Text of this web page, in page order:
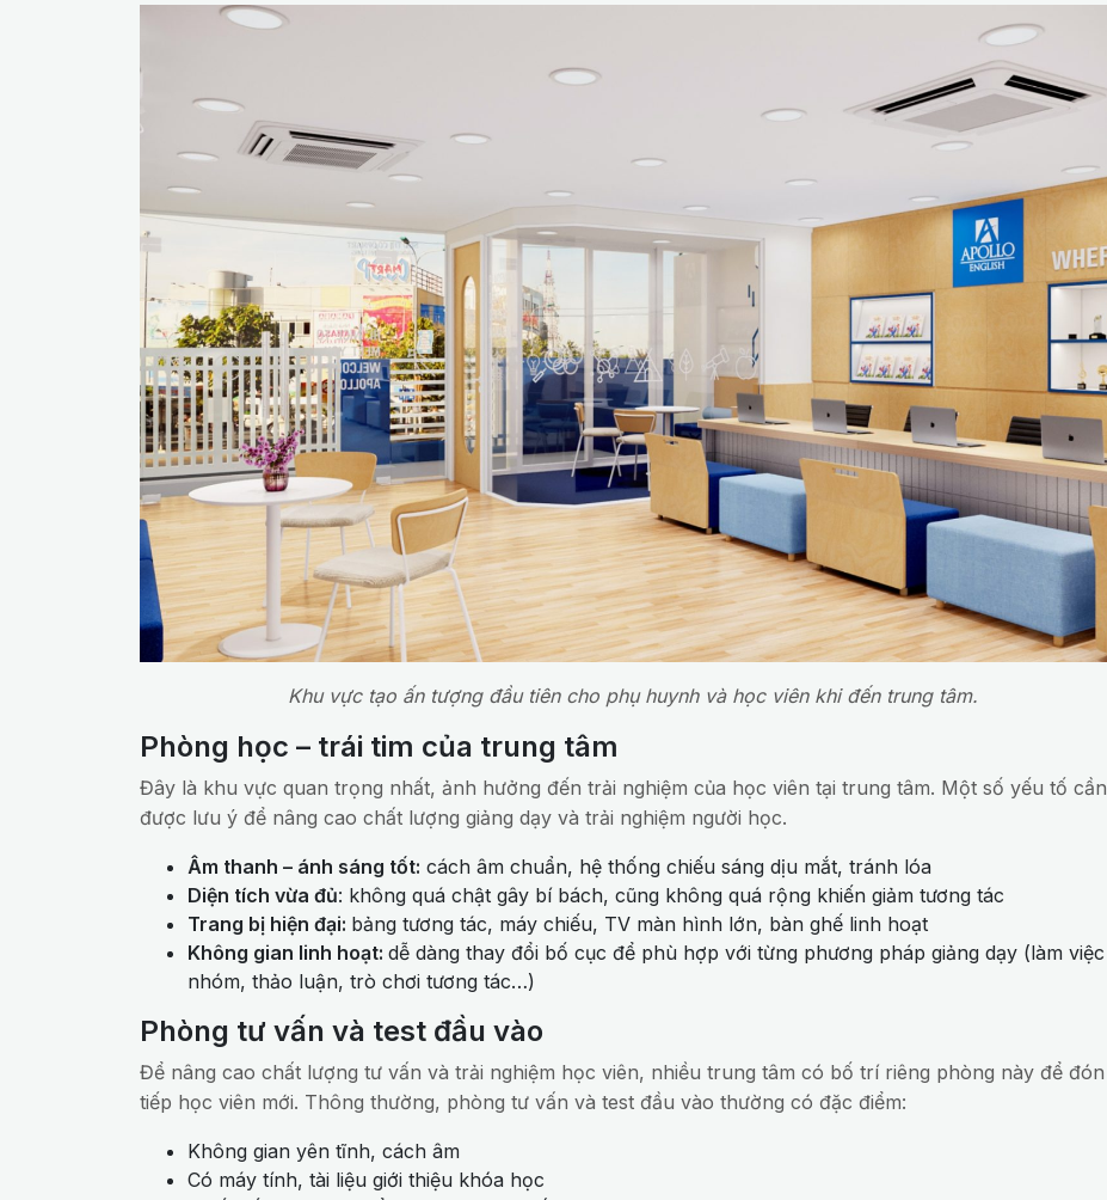
Khu vực tạo ấn tượng đầu tiên cho phụ huynh và học viên khi đến trung tâm.
Phòng học – trái tim của trung tâm
Đây là khu vực quan trọng nhất, ảnh hưởng đến trải nghiệm của học viên tại trung tâm. Một số yếu tố cần
được lưu ý để nâng cao chất lượng giảng dạy và trải nghiệm người học.
Âm thanh – ánh sáng tốt: cách âm chuẩn, hệ thống chiếu sáng dịu mắt, tránh lóa
Diện tích vừa đủ: không quá chật gây bí bách, cũng không quá rộng khiến giảm tương tác
Trang bị hiện đại: bảng tương tác, máy chiếu, TV màn hình lớn, bàn ghế linh hoạt
Không gian linh hoạt: dễ dàng thay đổi bố cục để phù hợp với từng phương pháp giảng dạy (làm việc
nhóm, thảo luận, trò chơi tương tác…)
Phòng tư vấn và test đầu vào
Để nâng cao chất lượng tư vấn và trải nghiệm học viên, nhiều trung tâm có bố trí riêng phòng này để đón
tiếp học viên mới. Thông thường, phòng tư vấn và test đầu vào thường có đặc điểm:
Không gian yên tĩnh, cách âm
Có máy tính, tài liệu giới thiệu khóa học